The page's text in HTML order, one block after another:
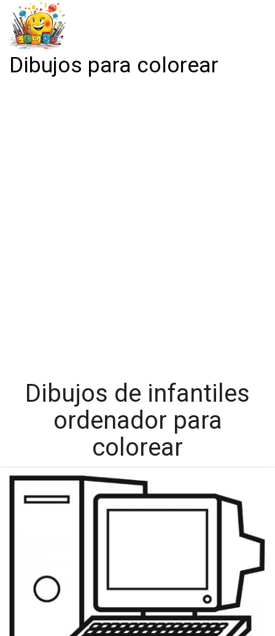
Dibujos para colorear
Dibujos de infantiles
ordenador para
colorear